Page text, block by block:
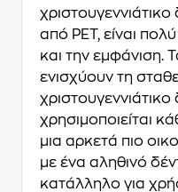
από PET, είναι
και την εμφάνιση.
ενισχύουν τη
χρησιμοποιείται
μια αρκετά πιο
με ένα αληθινό
κατάλληλο για